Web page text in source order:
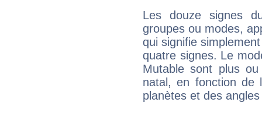
Les douze signes
groupes ou modes,
qui signifie
quatre signes. Le
Mutable sont plus
natal, en fonction de
planètes et des